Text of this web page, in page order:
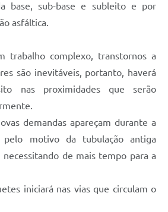
base, sub-base e subleito e por
asfáltica.
trabalho complexo, transtornos a
são inevitáveis, portanto, haverá
nas proximidades que serão
demandas apareçam durante a
pelo motivo da tubulação antiga
de mais tempo para a
iniciará nas vias que circulam o